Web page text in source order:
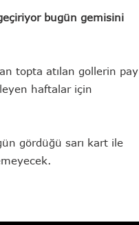
bugün gemisini
topta atılan gollerin pay
haftalar için
gördüğü sarı kart ile